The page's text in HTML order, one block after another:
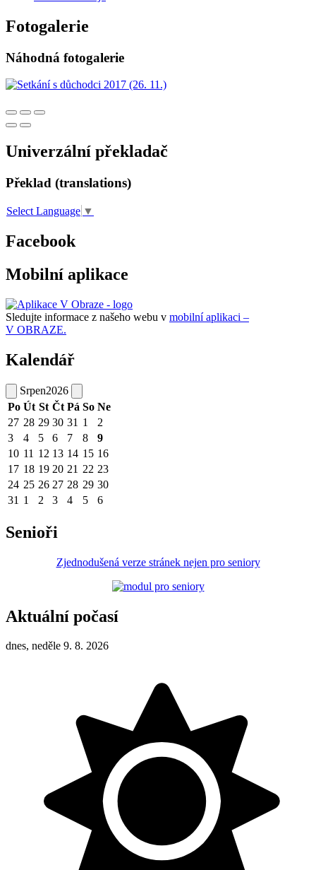
Fotogalerie
Náhodná fotogalerie
Univerzální překladač
Překlad (translations)
Select Language ▼
Facebook
Mobilní aplikace
Sledujte informace z našeho webu v mobilní aplikaci –
V OBRAZE.
Kalendář
Srpen2026
Po Út St Čt Pá So Ne
27 28 29 30 31 1
2
3
4 5 6 7 8
9
10 11 12 13 14 15 16
17 18 19 20 21 22 23
24 25 26 27 28 29 30
31 1 2 3 4 5 6
Senioři
Zjednodušená verze stránek nejen pro seniory
Aktuální počasí
dnes, neděle 9. 8. 2026